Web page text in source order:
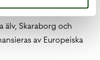
ESF projektet på
Skaraborg och
av Europeiska